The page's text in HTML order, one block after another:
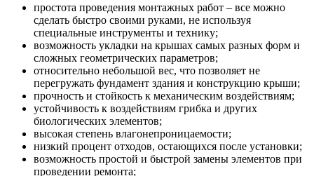
простота проведения монтажных работ – все можно
сделать быстро своими руками, не используя
специальные инструменты и технику;
возможность укладки на крышах самых разных форм и
сложных геометрических параметров;
относительно небольшой вес, что позволяет не
перегружать фундамент здания и конструкцию крыши;
прочность и стойкость к механическим воздействиям;
устойчивость к воздействиям грибка и других
биологических элементов;
высокая степень влагонепроницаемости;
низкий процент отходов, остающихся после установки;
возможность простой и быстрой замены элементов при
проведении ремонта;